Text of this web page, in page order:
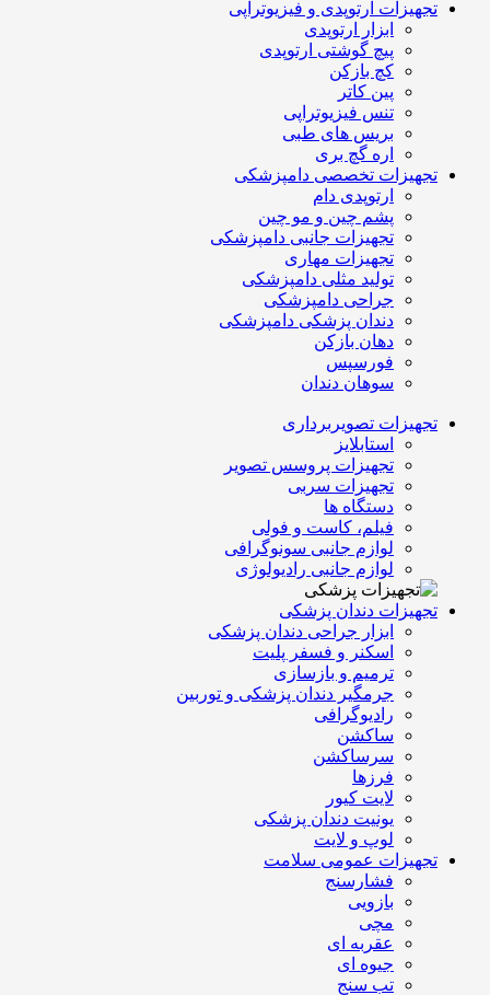
تجهیزات ارتوپدی و فیزیوتراپی
ابزار ارتوپدی
پیچ گوشتی ارتوپدی
کچ بازکن
پین کاتر
تنس فیزیوتراپی
بریس های طبی
اره گچ بری
تجهیزات تخصصی دامپزشکی
ارتوپدی دام
پشم چین و مو چین
تجهیزات جانبی دامپزشکی
تجهیزات مهاری
تولید مثلی دامپزشکی
جراحی دامپزشکی
دندان پزشکی دامپزشکی
دهان بازکن
فورسپس
سوهان دندان
تجهیزات تصویربرداری
استابلایز
تجهیزات پروسس تصویر
تجهیزات سربی
دستگاه ها
فیلم، کاست و فولی
لوازم جانبی سونوگرافی
لوازم جانبی رادیولوژی
تجهیزات دندان پزشکی
ابزار جراحی دندان پزشکی
اسکنر و فسفر پلیت
ترمیم و بازسازی
جرمگیر دندان پزشکی و توربین
رادیوگرافی
ساکشن
سرساکشن
فرزها
لایت کیور
یونیت دندان پزشکی
لوپ و لایت
تجهیزات عمومی سلامت
فشارسنج
بازویی
مچی
عقربه ای
جیوه ای
تب سنج